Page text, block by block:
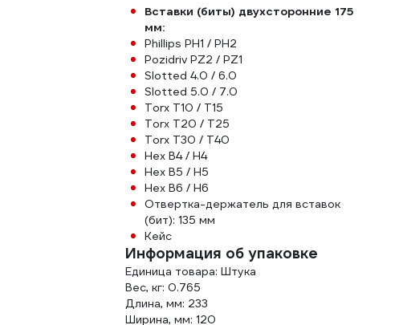
Вставки (биты) двухсторонние 175
мм:
Phillips PH1 / PH2
Pozidriv PZ2 / PZ1
Slotted 4.0 / 6.0
Slotted 5.0 / 7.0
Torx T10 / T15
Torx T20 / T25
Torx T30 / T40
Hex B4 / H4
Hex B5 / H5
Hex B6 / H6
Отвертка-держатель для вставок
(бит): 135 мм
Кейс
Информация об упаковке
Единица товара: Штука
Вес, кг: 0.765
Длина, мм: 233
Ширина, мм: 120